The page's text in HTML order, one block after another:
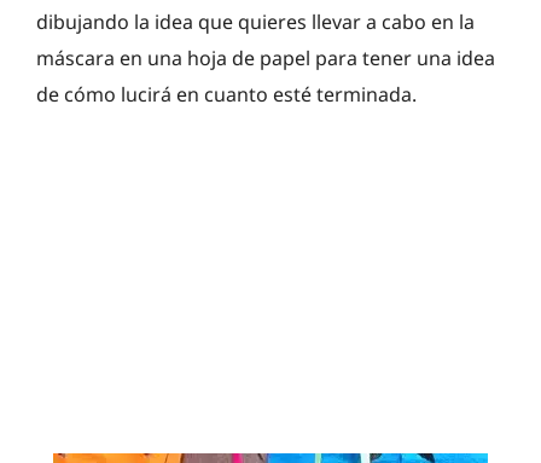
dibujando la idea que quieres llevar a cabo en la
máscara en una hoja de papel para tener una idea
de cómo lucirá en cuanto esté terminada.